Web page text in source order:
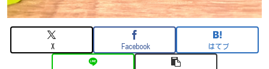
X Facebook はてブ